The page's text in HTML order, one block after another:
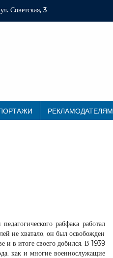
Советская, 3
РЕКЛАМОДАТЕЛЯМ
рабфака работал
не хватало, он был освобожден
и в итоге своего добился. В 1939
как и многие военнослужащие